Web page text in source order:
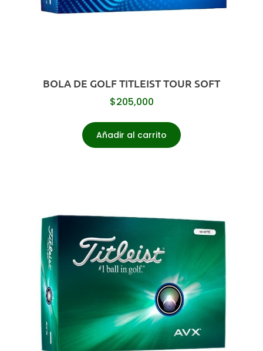
BOLA DE GOLF TITLEIST TOUR SOFT
$205,000
Añadir al carrito